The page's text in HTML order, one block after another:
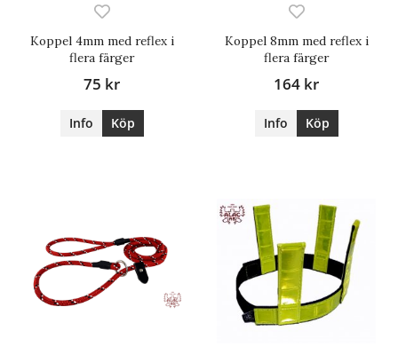
Koppel 4mm med reflex i
flera färger
75 kr
Info Köp
Koppel 8mm med reflex i
flera färger
164 kr
Info Köp